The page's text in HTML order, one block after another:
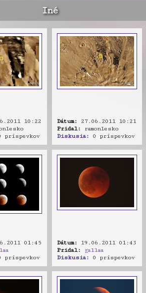
Iné
10:22
príspevkov
Dátum: 27.06.2011 10:21
Pridal: ramonlesko
Diskusia: 0 príspevkov
01:45
príspevkov
Dátum: 19.06.2011 01:43
Pridal:
gallaa
Diskusia: 0 príspevkov